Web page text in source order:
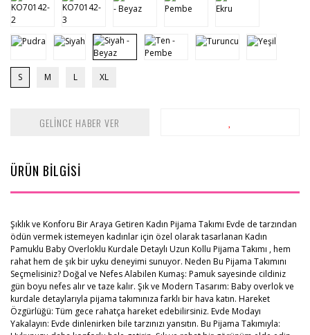
S M L XL
GELİNCE HABER VER
ÜRÜN BİLGİSİ
Şıklık ve Konforu Bir Araya Getiren Kadın Pijama Takımı Evde de tarzından
ödün vermek istemeyen kadınlar için özel olarak tasarlanan Kadın
Pamuklu Baby Overloklu Kurdale Detaylı Uzun Kollu Pijama Takımı , hem
rahat hem de şık bir uyku deneyimi sunuyor. Neden Bu Pijama Takımını
Seçmelisiniz? Doğal ve Nefes Alabilen Kumaş: Pamuk sayesinde cildiniz
gün boyu nefes alır ve taze kalır. Şık ve Modern Tasarım: Baby overlok ve
kurdale detaylarıyla pijama takımınıza farklı bir hava katın. Hareket
Özgürlüğü: Tüm gece rahatça hareket edebilirsiniz. Evde Modayı
Yakalayın: Evde dinlenirken bile tarzınızı yansıtın. Bu Pijama Takımıyla: